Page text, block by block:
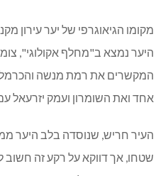
מקומו הגיאוגרפי של יער עירון
היער נמצא ב"מחלף אקולוגי",
המקשרים את רמת מנשה והכרמל
אחד ואת השומרון ועמק יזרעאל
העיר חריש, שנוסדה בלב היער
שטחו, אך דווקא על רקע זה